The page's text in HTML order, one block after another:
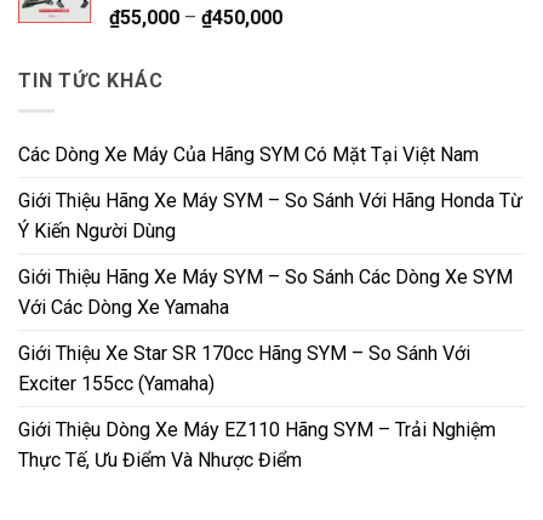
₫55,000 – ₫450,000
TIN TỨC KHÁC
Các Dòng Xe Máy Của Hãng SYM Có Mặt Tại Việt Nam
Giới Thiệu Hãng Xe Máy SYM – So Sánh Với Hãng Honda Từ
Ý Kiến Người Dùng
Giới Thiệu Hãng Xe Máy SYM – So Sánh Các Dòng Xe SYM
Với Các Dòng Xe Yamaha
Giới Thiệu Xe Star SR 170cc Hãng SYM – So Sánh Với
Exciter 155cc (Yamaha)
Giới Thiệu Dòng Xe Máy EZ110 Hãng SYM – Trải Nghiệm
Thực Tế, Ưu Điểm Và Nhược Điểm